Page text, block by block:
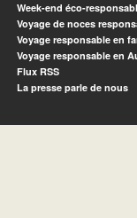
Week-end éco-
Voyage de noces
Voyage responsable en
Voyage responsable en
Flux RSS
La presse parle de nous